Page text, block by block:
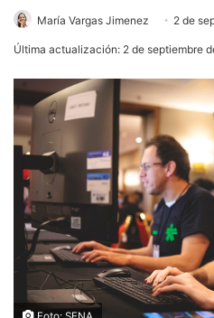
María Vargas Jimenez 2 de
Última actualización: 2 de septiembre